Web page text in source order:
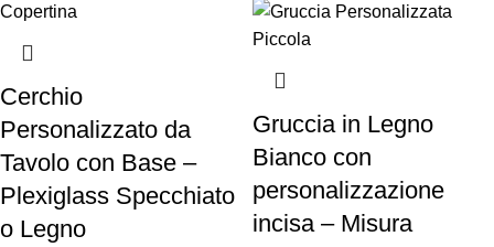
Cerchio
Personalizzato da
Tavolo con Base –
Plexiglass Specchiato
o Legno
Gruccia in Legno
Bianco con
personalizzazione
incisa – Misura